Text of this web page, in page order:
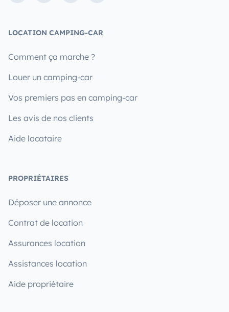
LOCATION CAMPING-CAR
Comment ça marche ?
Louer un camping-car
Vos premiers pas en camping-car
Les avis de nos clients
Aide locataire
PROPRIÉTAIRES
Déposer une annonce
Contrat de location
Assurances location
Assistances location
Aide propriétaire